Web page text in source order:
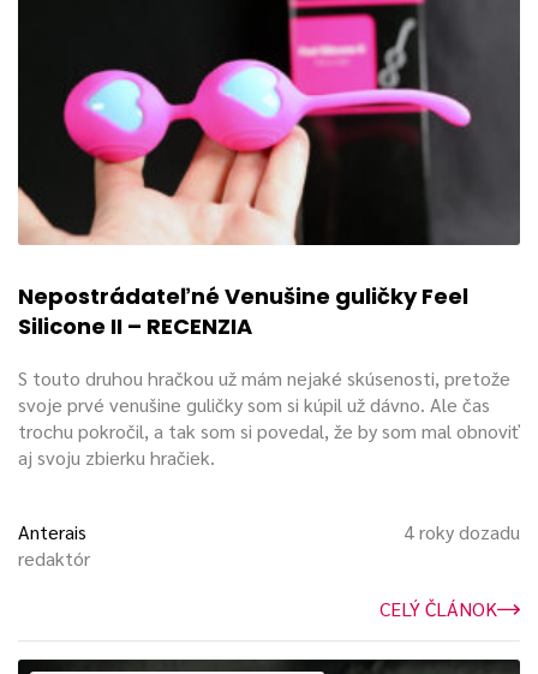
Nepostrádateľné Venušine guličky Feel
Silicone II – RECENZIA
S touto druhou hračkou už mám nejaké skúsenosti, pretože
svoje prvé venušine guličky som si kúpil už dávno. Ale čas
trochu pokročil, a tak som si povedal, že by som mal obnoviť
aj svoju zbierku hračiek.
Anterais
redaktór
4 roky dozadu
CELÝ ČLÁNOK